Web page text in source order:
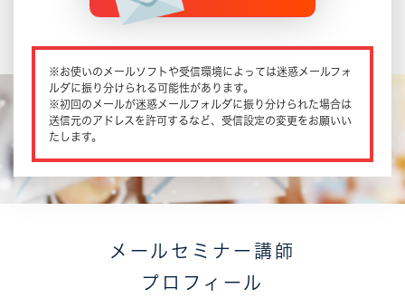
※お使いのメールソフトや受信環境によっては迷惑メールフォ
ルダに振り分けられる可能性があります。
※初回のメールが迷惑メールフォルダに振り分けられた場合は
送信元のアドレスを許可するなど、受信設定の変更をお願いい
たします。
メールセミナー講師
プロフィール